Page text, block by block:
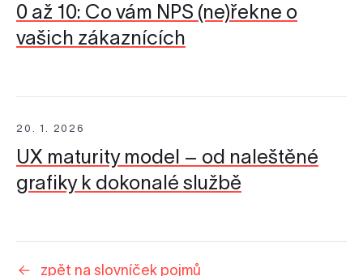
0 až 10: Co vám NPS (ne)řekne o
vašich zákaznících
20. 1. 2026
UX maturity model – od naleštěné
grafiky k dokonalé službě
zpět na slovníček pojmů